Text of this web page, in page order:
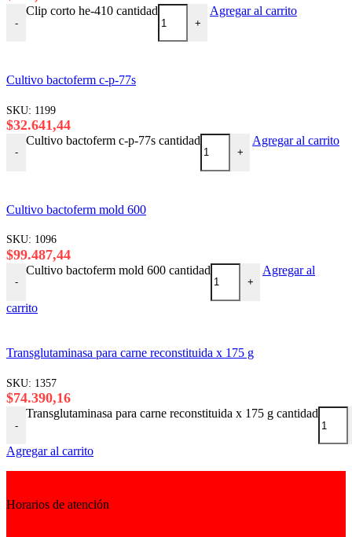
-
Clip corto he-410 cantidad
+
Agregar al carrito
Cultivo bactoferm c-p-77s
SKU: 1199
$32.641,44
-
Cultivo bactoferm c-p-77s cantidad
+
Agregar al carrito
Cultivo bactoferm mold 600
SKU: 1096
$99.487,44
-
Cultivo bactoferm mold 600 cantidad
+
Agregar al
carrito
Transglutaminasa para carne reconstituida x 175 g
SKU: 1357
$74.390,16
-
Transglutaminasa para carne reconstituida x 175 g cantidad
Agregar al carrito
Horarios de atención